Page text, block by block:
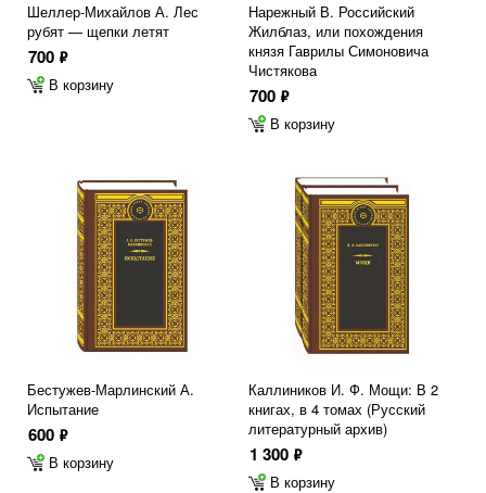
Шеллер-Михайлов А. Лес
рубят — щепки летят
700 ф
В корзину
Нарежный В. Российский
Жилблаз, или похождения
князя Гаврилы Симоновича
Чистякова
700 ф
В корзину
Бестужев-Марлинский А.
Испытание
600 ф
В корзину
Каллиников И. Ф. Мощи: В 2
книгах, в 4 томах (Русский
литературный архив)
1 300 ф
В корзину